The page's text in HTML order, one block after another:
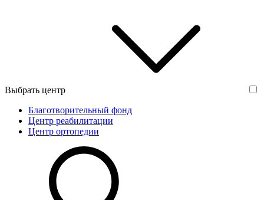
Выбрать центр
Благотворительный фонд
Центр реабилитации
Центр ортопедии